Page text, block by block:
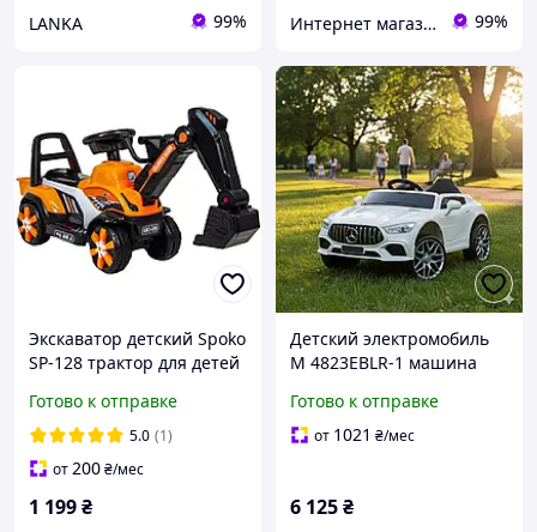
LANKA 99% Интернет магазин tsarsky-shop.com.ua 99%
Экскаватор детский Spoko
SP-128 трактор для детей
Готово к отправке
5.0 (1)
от200₴/мес
1 199₴
Детский электромобиль
M 4823EBLR-1 машина
одноместный, кожаное
сидение, MP3, USB, свет
Готово к отправке
от 1021 ₴/мес
6 125₴